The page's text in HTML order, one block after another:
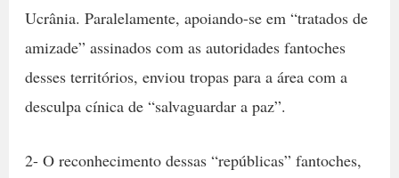
Ucrânia. Paralelamente, apoiando-se em “tratados de
amizade” assinados com as autoridades fantoches
desses territórios, enviou tropas para a área com a
desculpa cínica de “salvaguardar a paz”.
2- O reconhecimento dessas “repúblicas” fantoches,